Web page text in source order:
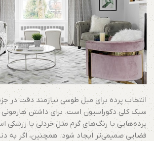
انتخاب پرده برای مبل طوسی نیازمند دقت در
سبک کلی دکوراسیون است. برای داشتن هارمونی
پرده‌هایی با رنگ‌های گرم مثل خردلی یا زرشکی
فضایی صمیمی‌تر ایجاد شود. همچنین، اگر به